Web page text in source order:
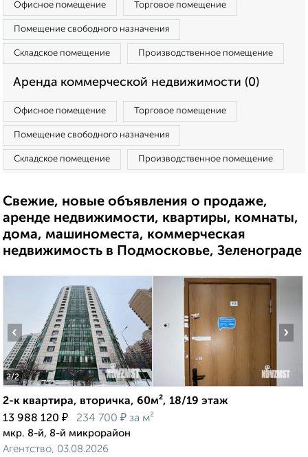
Офисное помещение Торговое помещение
Помещение свободного назначения
Складское помещение Производственное помещение
Аренда коммерческой недвижимости (0)
Офисное помещение Торговое помещение
Помещение свободного назначения
Складское помещение Производственное помещение
Свежие, новые объявления о продаже,
аренде недвижимости, квартиры, комнаты,
дома, машиноместа, коммерческая
недвижимость в Подмосковье, Зеленограде
2/2
‹ ›
2-к квартира, вторичка, 60м², 18/19 этаж
13 988 120 ₽ 234 700 ₽ за м²
мкр. 8-й, 8-й микрорайон
Агентство, 03.08.2026